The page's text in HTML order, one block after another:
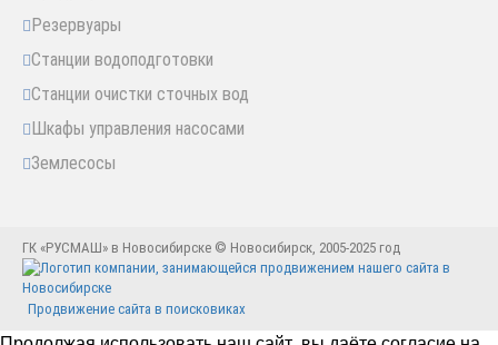
Резервуары
Станции водоподготовки
Станции очистки сточных вод
Шкафы управления насосами
Землесосы
ГК «РУСМАШ» в Новосибирске © Новосибирск, 2005-2025 год
Продвижение сайта в поисковиках